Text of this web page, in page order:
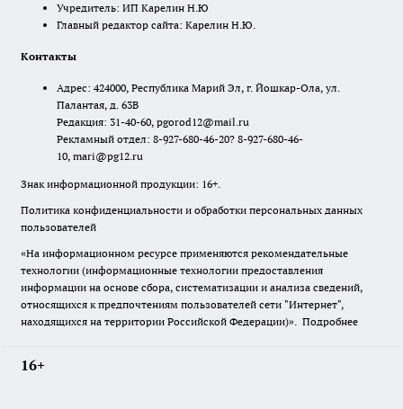
Учредитель: ИП Карелин Н.Ю
Главный редактор сайта: Карелин Н.Ю.
Контакты
Адрес: 424000, Республика Марий Эл, г. Йошкар-Ола, ул.
Палантая, д. 63В
Редакция: 31-40-60, pgorod12@mail.ru
Рекламный отдел: 8-927-680-46-20? 8-927-680-46-
10, mari@pg12.ru
Знак информационной продукции: 16+.
Политика конфиденциальности и обработки персональных данных
пользователей
«На информационном ресурсе применяются рекомендательные
технологии (информационные технологии предоставления
информации на основе сбора, систематизации и анализа сведений,
относящихся к предпочтениям пользователей сети "Интернет",
находящихся на территории Российской Федерации)». Подробнее
16+